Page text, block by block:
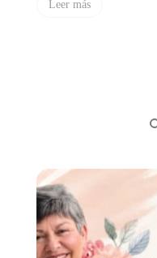
Leer más